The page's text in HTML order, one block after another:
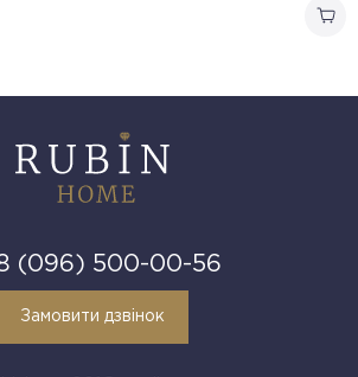
(096) 500-00-56
Замовити дзвінок